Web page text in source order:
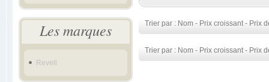
Les marques
Revell
Trier par : Nom - Prix croissant- Prix
Trier par : Nom - Prix croissant- Prix